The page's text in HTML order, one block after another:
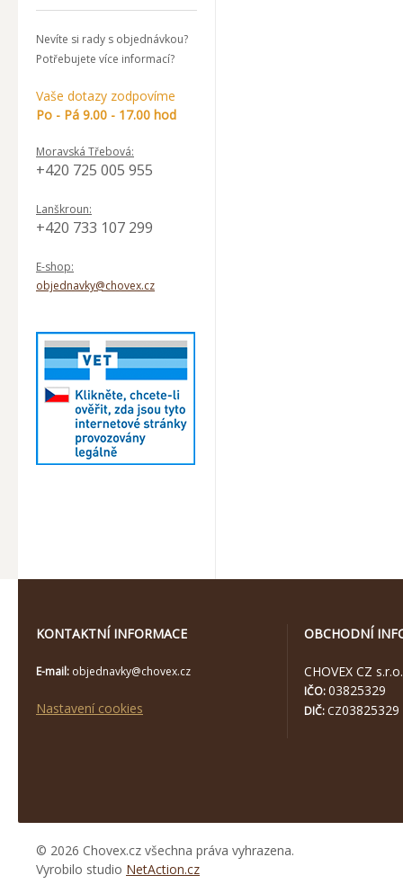
Nevíte si rady s objednávkou?
Potřebujete více informací?
Vaše dotazy zodpovíme
Po - Pá 9.00 - 17.00 hod
Moravská Třebová:
+420 725 005 955
Lanškroun:
+420 733 107 299
E-shop:
objednavky@chovex.cz
KONTAKTNÍ INFORMACE
E-mail: objednavky@chovex.cz
Nastavení cookies
OBCHODNÍ
CHOVEX CZ s.r.o.
IČO:03825329
DIČ: CZ03825329
© 2026 Chovex.cz všechna práva vyhrazena.
Vyrobilo studio NetAction.cz